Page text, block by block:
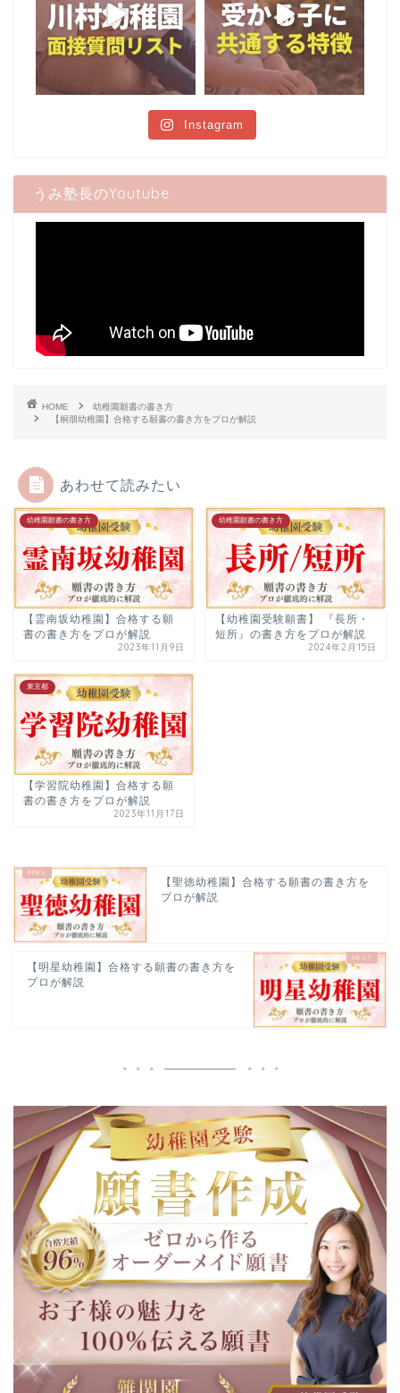
Instagram
うみ塾長のYoutube
HOME
幼稚園願書の書き方
【桐朋幼稚園】合格する願書の書き方をプロが解説
あわせて読みたい
幼稚園願書の書き方
【霊南坂幼稚園】合格する願
書の書き方をプロが解説
2023年11月9日
幼稚園願書の書き方
【幼稚園受験願書】 『長所・
短所』の書き方をプロが解説
2024年2月15日
東京都
【学習院幼稚園】合格する願
書の書き方をプロが解説
2023年11月17日
【聖徳幼稚園】合格する願書の書き方を
プロが解説
【明星幼稚園】合格する願書の書き方を
プロが解説